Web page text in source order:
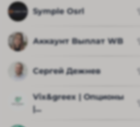
Symple Osrl
Аккаунт Выплат WB
Сергей Дежнев
Vix&greex | Опционы
|...